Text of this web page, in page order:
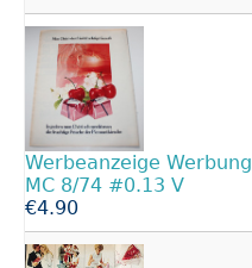
Werbeanzeige Werbung
MC 8/74 #0.13 V
€4.90